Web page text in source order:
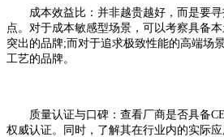
成本效益比：并非越贵越好，而是要寻
点。对于成本敏感型场景，可以考察具备
突出的品牌;而对于追求极致性能的高端场
工艺的品牌。
质量认证与口碑：查看厂商是否具备CE
权威认证。同时，了解其在行业内的实际